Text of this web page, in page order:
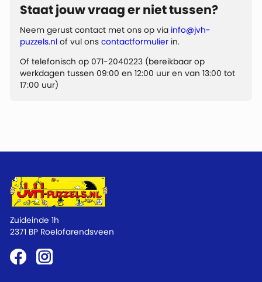
Staat jouw vraag er niet tussen?
Neem gerust contact met ons op via info@jvh-
puzzels.nl of vul onscontactformulier in.
Of telefonisch op 071-2040223 (bereikbaar op
werkdagen tussen 09:00 en 12:00 uur en van 13:00 tot
17:00 uur)
Zuideinde 1h
2371 BP Roelofarendsveen